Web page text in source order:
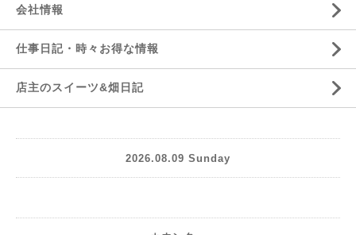
会社情報
仕事日記・時々お得な情報
店主のスイーツ&畑日記
2026.08.09 Sunday